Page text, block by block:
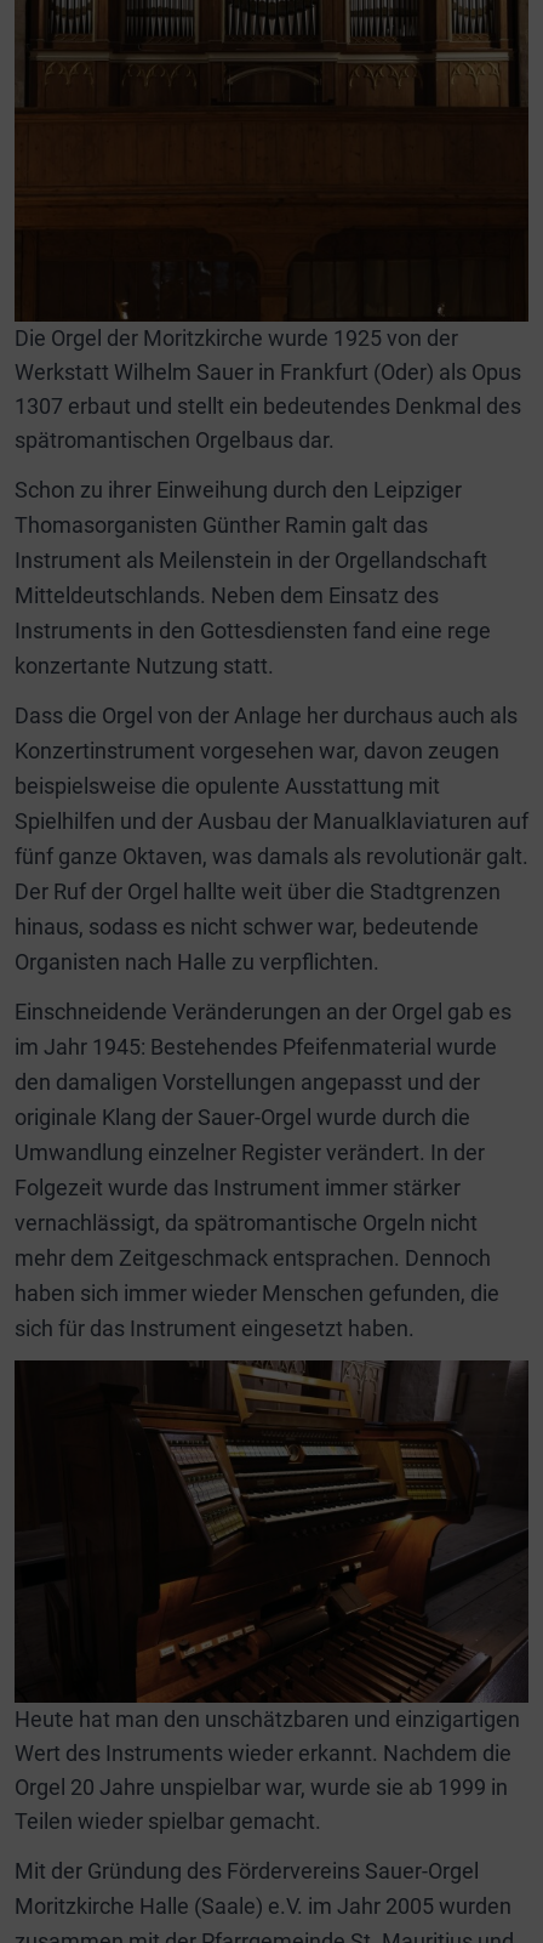
Die Orgel der Moritzkirche wurde 1925 von der
Werkstatt Wilhelm Sauer in Frankfurt (Oder) als Opus
1307 erbaut und stellt ein bedeutendes Denkmal des
spätromantischen Orgelbaus dar.
Schon zu ihrer Einweihung durch den Leipziger
Thomasorganisten Günther Ramin galt das
Instrument als Meilenstein in der Orgellandschaft
Mitteldeutschlands. Neben dem Einsatz des
Instruments in den Gottesdiensten fand eine rege
konzertante Nutzung statt.
Dass die Orgel von der Anlage her durchaus auch als
Konzertinstrument vorgesehen war, davon zeugen
beispielsweise die opulente Ausstattung mit
Spielhilfen und der Ausbau der Manualklaviaturen auf
fünf ganze Oktaven, was damals als revolutionär galt.
Der Ruf der Orgel hallte weit über die Stadtgrenzen
hinaus, sodass es nicht schwer war, bedeutende
Organisten nach Halle zu verpflichten.
Einschneidende Veränderungen an der Orgel gab es
im Jahr 1945: Bestehendes Pfeifenmaterial wurde
den damaligen Vorstellungen angepasst und der
originale Klang der Sauer-Orgel wurde durch die
Umwandlung einzelner Register verändert. In der
Folgezeit wurde das Instrument immer stärker
vernachlässigt, da spätromantische Orgeln nicht
mehr dem Zeitgeschmack entsprachen. Dennoch
haben sich immer wieder Menschen gefunden, die
sich für das Instrument eingesetzt haben.
Heute hat man den unschätzbaren und einzigartigen
Wert des Instruments wieder erkannt. Nachdem die
Orgel 20 Jahre unspielbar war, wurde sie ab 1999 in
Teilen wieder spielbar gemacht.
Mit der Gründung des Fördervereins Sauer-Orgel
Moritzkirche Halle (Saale) e.V. im Jahr 2005 wurden